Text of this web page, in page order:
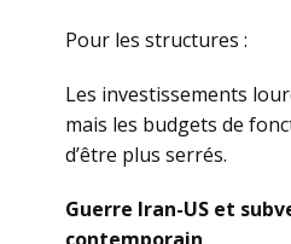
Pour les structures :
Les investissements
mais les budgets de
d’être plus serrés.
Guerre Iran-US et